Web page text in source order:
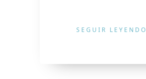
SEGUIR LEYENDO